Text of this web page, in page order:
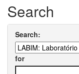
Search
Search:
for